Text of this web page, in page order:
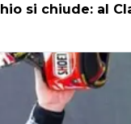
si chiude: al